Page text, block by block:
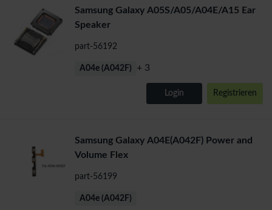
Samsung Galaxy A05S/A05/A04E/A15 Ear
Speaker
part-56192
A04e (A042F) + 3
Login Registrieren
Samsung Galaxy A04E(A042F) Power and
Volume Flex
part-56199
A04e (A042F)